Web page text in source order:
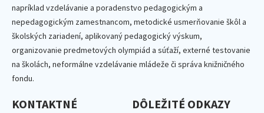
napríklad vzdelávanie a poradenstvo pedagogickým a
nepedagogickým zamestnancom, metodické usmerňovanie škôl a
školských zariadení, aplikovaný pedagogický výskum,
organizovanie predmetových olympiád a súťaží, externé testovanie
na školách, neformálne vzdelávanie mládeže či správa knižničného
fondu.
KONTAKTNÉ
DÔLEŽITÉ ODKAZY